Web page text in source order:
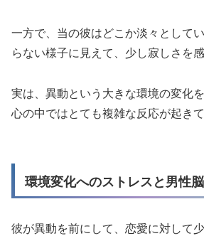
一方で、当の彼はどこか淡々として
らない様子に見えて、少し寂しさを
実は、異動という大きな環境の変化
心の中ではとても複雑な反応が起きて
環境変化へのストレスと男性脳
彼が異動を前にして、恋愛に対して